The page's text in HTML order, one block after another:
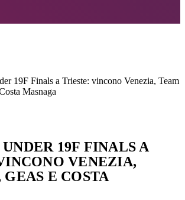
19F Finals a Trieste: vincono Venezia, Team
Masnaga
19F FINALS A
VENEZIA,
E COSTA